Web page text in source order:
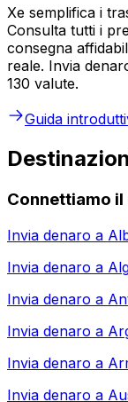
Xe semplifica i
Consulta tutti i
consegna
reale. Invia
130 valute.
Guida
Connettiamo il
Invia denaro a
Invia denaro a
Invia denaro a
Invia denaro a
Invia denaro a
Invia denaro a